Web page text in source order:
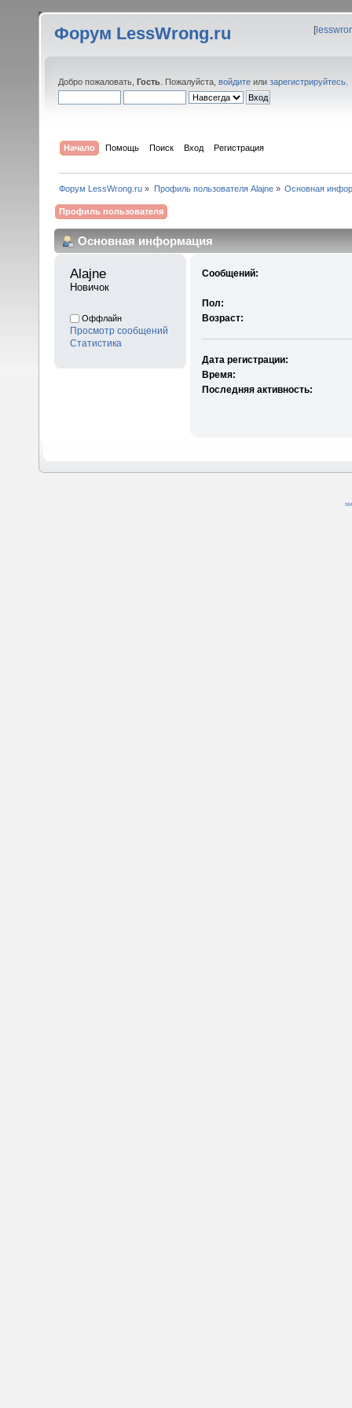
Форум LessWrong.ru [
Добро пожаловать, Гость . Пожалуйста, войдите или зарегистрируйтесь
Начало Помощь Поиск Вход Регистрация
Форум LessWrong.ru » Профиль пользователя Alajne» Основная
Профиль пользователя
Основная информация
Alajne
Новичок
Оффлайн
Просмотр сообщений
Статистика
Сообщений:
Пол:
Возраст:
Дата регистрации:
Время:
Последняя активность: